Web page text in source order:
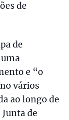
de
de
e “o
vários
ao longo de
de